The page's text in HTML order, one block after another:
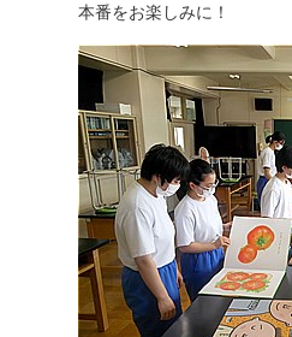
本番をお楽しみに！